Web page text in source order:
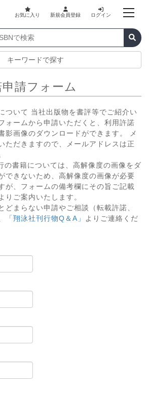
お気に入り 新規会員登録 ログイン
キーワードで探す
請フォーム
ついて 当社出版物を書評等でご紹介い
ォームから申請いただくと、利用許諾
影画像のダウンロードができます。 メ
ただきますので、メールアドレスは正
書籍については、高解像度の画像をダ
できないため、高解像度の画像が必要
が、フォームの備考欄にその旨ご記載
りご案内いたします。
どまらない申請やご相談（転載許諾、
「翔泳社刊行物Q＆A」
よりご連絡くだ